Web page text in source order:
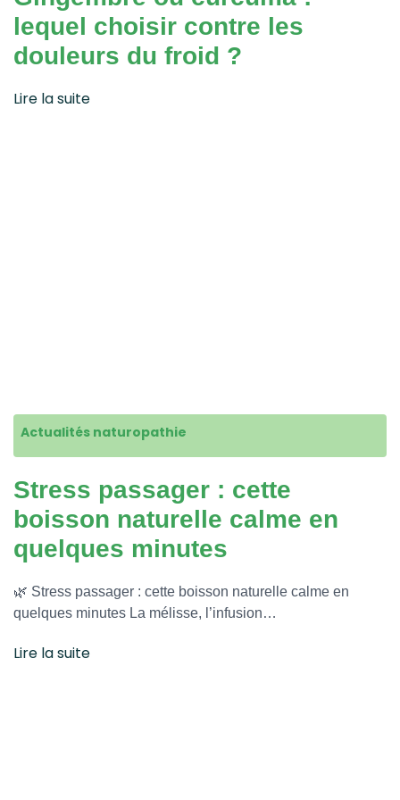
lequel choisir contre les
douleurs du froid ?
Lire la suite
Actualités naturopathie
Stress passager : cette
boisson naturelle calme en
quelques minutes
🌿 Stress passager : cette boisson naturelle calme en
quelques minutes La mélisse, l’infusion…
Lire la suite